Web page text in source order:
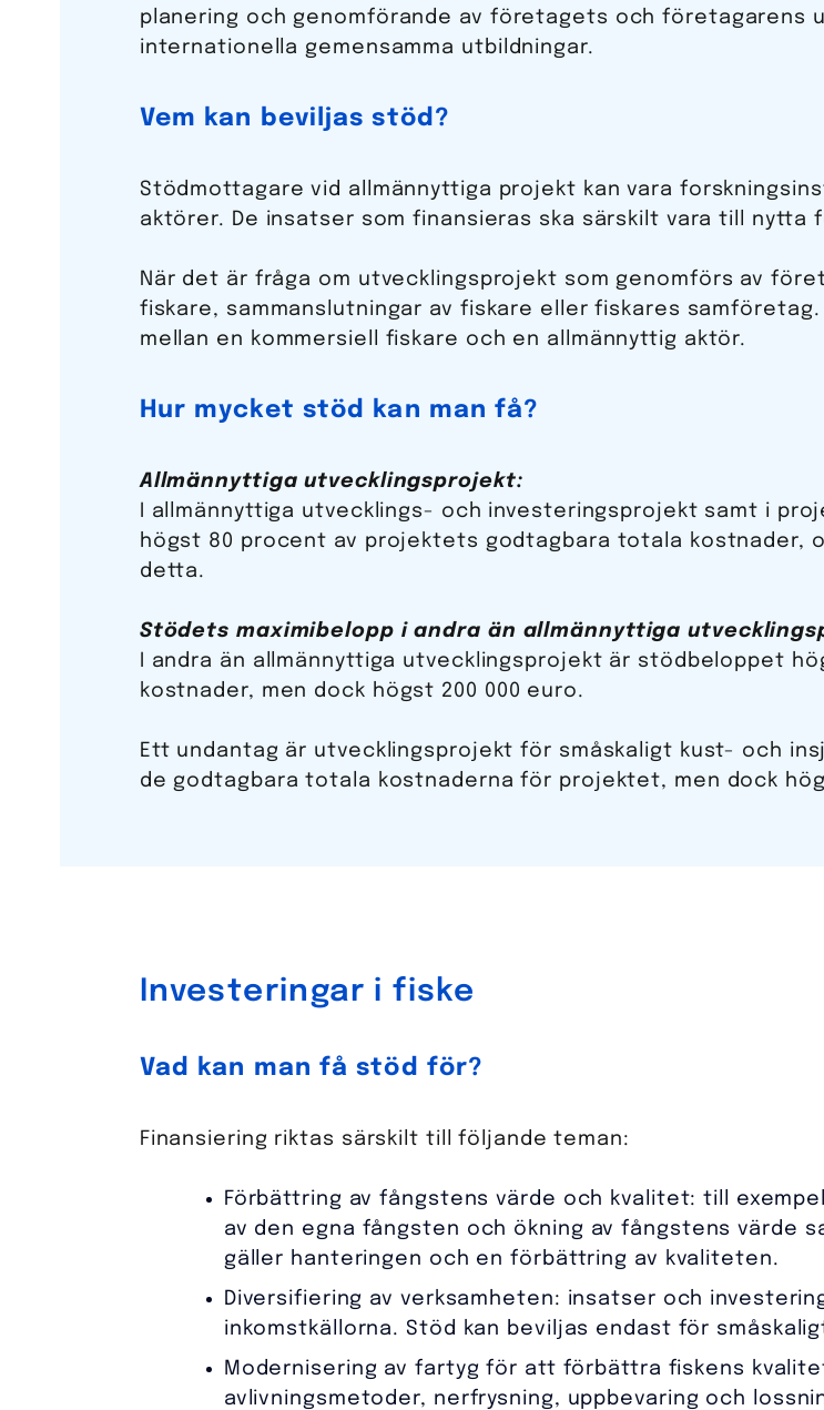
planering och genomförande av företagets och företagarens
internationella gemensamma utbildningar.
Vem kan beviljas stöd?
Stödmottagare vid allmännyttiga projekt kan vara
aktörer. De insatser som finansieras ska särskilt vara till nytta
När det är fråga om utvecklingsprojekt som genomförs av
fiskare, sammanslutningar av fiskare eller fiskares
mellan en kommersiell fiskare och en allmännyttig aktör.
Hur mycket stöd kan man få?
Allmännyttiga utvecklingsprojekt:
I allmännyttiga utvecklings- och investeringsprojekt samt i
högst 80 procent av projektets godtagbara totala kostnader,
detta.
Stödets maximibelopp i andra än allmännyttiga
I andra än allmännyttiga utvecklingsprojekt är stödbeloppet
kostnader, men dock högst 200 000 euro.
Ett undantag är utvecklingsprojekt för småskaligt kust- och
de godtagbara totala kostnaderna för projektet, men dock
Investeringar i fiske
Vad kan man få stöd för?
Finansiering riktas särskilt till följande teman:
Förbättring av fångstens värde och kvalitet: till
av den egna fångsten och ökning av fångstens värde
gäller hanteringen och en förbättring av kvaliteten.
Diversifiering av verksamheten: insatser och
inkomstkällorna. Stöd kan beviljas endast för
Modernisering av fartyg för att förbättra fiskens
avlivningsmetoder, nerfrysning, uppbevaring och